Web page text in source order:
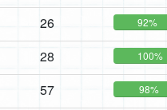
26 92%
28 100%
57 98%